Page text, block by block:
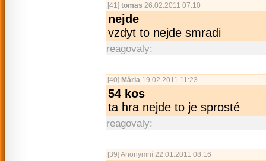
[41] tomas 26.02.2011 07:10
nejde
vzdyt to nejde smradi
reagovaly:
[40] Mária 19.02.2011 11:23
54 kos
ta hra nejde to je sprosté
reagovaly:
[39] Anonymní 22.01.2011 08:16